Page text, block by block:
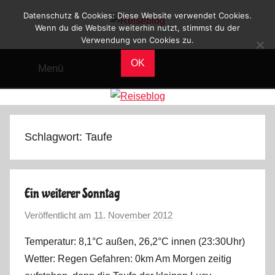
Reiseblog
im
Menü
Schlagwort: Taufe
Ein weiterer Sonntag
Veröffentlicht am 11. November 2012
n
M
Temperatur: 8,1°C außen, 26,2°C innen (23:30Uhr)
Wetter: Regen Gefahren: 0km Am Morgen zeitig
Datenschutz & Cookies: Diese Website verwendet Cookies.
Wenn du die Website weiterhin nutzt, stimmst du der
Verwendung von Cookies zu.
OK